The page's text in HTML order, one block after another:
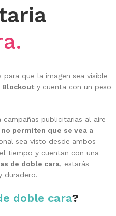
para que la imagen sea visible
Blockout y cuenta con un peso
campañas publicitarias al aire
no permiten que se vea a
sea visto desde ambos
tiempo y cuentan con una
de doble cara, estarás
duradero.
doble cara?